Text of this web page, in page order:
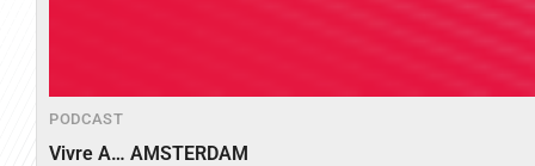
PODCAST
Vivre A… AMSTERDAM